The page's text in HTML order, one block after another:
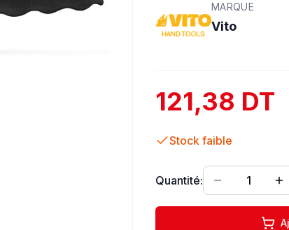
MARQUE
Vito
121,38 DT
Stock faible
Quantité: 1